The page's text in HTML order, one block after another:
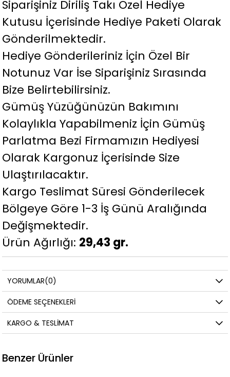
Siparişiniz Diriliş Takı Özel Hediye
Kutusu İçerisinde Hediye Paketi Olarak
Gönderilmektedir.
Hediye Gönderileriniz İçin Özel Bir
Notunuz Var İse Siparişiniz Sırasında
Bize Belirtebilirsiniz.
Gümüş Yüzüğünüzün Bakımını
Kolaylıkla Yapabilmeniz İçin Gümüş
Parlatma Bezi Firmamızın Hediyesi
Olarak Kargonuz İçerisinde Size
Ulaştırılacaktır.
Kargo Teslimat Süresi Gönderilecek
Bölgeye Göre 1-3 İş Günü Aralığında
Değişmektedir.
Ürün Ağırlığı: 29,43 gr.
YORUMLAR(0)
ÖDEME SEÇENEKLERI
KARGO & TESLIMAT
Benzer Ürünler